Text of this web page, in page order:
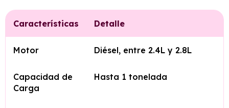
Características Detalle
Motor Diésel, entre 2.4L y 2.8L
Capacidad de
Carga
Hasta 1 tonelada